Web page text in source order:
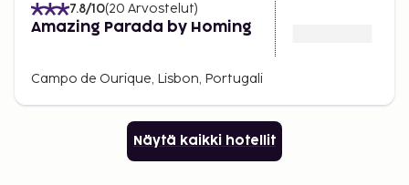
7.8/10(20 Arvostelut)
Amazing Parada by Homing
Campo de Ourique, Lisbon, Portugali
Näytä kaikki hotellit